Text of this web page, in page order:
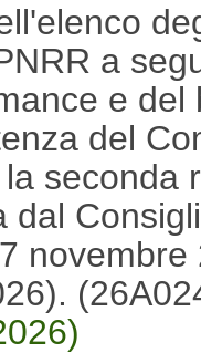
a
e
del
seconda
dal